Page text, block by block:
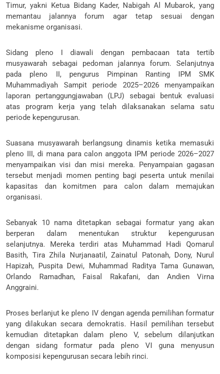
Timur, yakni Ketua Bidang Kader, Nabigah Al Mubarok, yang
memantau jalannya forum agar tetap sesuai dengan
mekanisme organisasi.
Sidang pleno I diawali dengan pembacaan tata tertib
musyawarah sebagai pedoman jalannya forum. Selanjutnya
pada pleno II, pengurus Pimpinan Ranting IPM SMK
Muhammadiyah Sampit periode 2025–2026 menyampaikan
laporan pertanggungjawaban (LPJ) sebagai bentuk evaluasi
atas program kerja yang telah dilaksanakan selama satu
periode kepengurusan.
Suasana musyawarah berlangsung dinamis ketika memasuki
pleno III, di mana para calon anggota IPM periode 2026–2027
menyampaikan visi dan misi mereka. Penyampaian gagasan
tersebut menjadi momen penting bagi peserta untuk menilai
kapasitas dan komitmen para calon dalam memajukan
organisasi.
Sebanyak 10 nama ditetapkan sebagai formatur yang akan
berperan dalam menentukan struktur kepengurusan
selanjutnya. Mereka terdiri atas Muhammad Hadi Qomarul
Basith, Tira Zhila Nurjanaatil, Zainatul Patonah, Dony, Nurul
Hapizah, Puspita Dewi, Muhammad Raditya Tama Gunawan,
Orlando Ramadhan, Faisal Rakafani, dan Andien Virna
Anggraini.
Proses berlanjut ke pleno IV dengan agenda pemilihan formatur
yang dilakukan secara demokratis. Hasil pemilihan tersebut
kemudian ditetapkan dalam pleno V, sebelum dilanjutkan
dengan sidang formatur pada pleno VI guna menyusun
komposisi kepengurusan secara lebih rinci.